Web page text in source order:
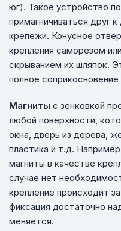
юг). Такое устройство
примагничиваться друг
крепежи. Конусное
крепления саморезом
скрыванием их шляпок.
полное
Магниты с зенковкой
любой поверхности,
окна, дверь из дерева,
пластика и т.д.
магниты в качестве
случае нет
крепление происходит
фиксация достаточно
меняется.